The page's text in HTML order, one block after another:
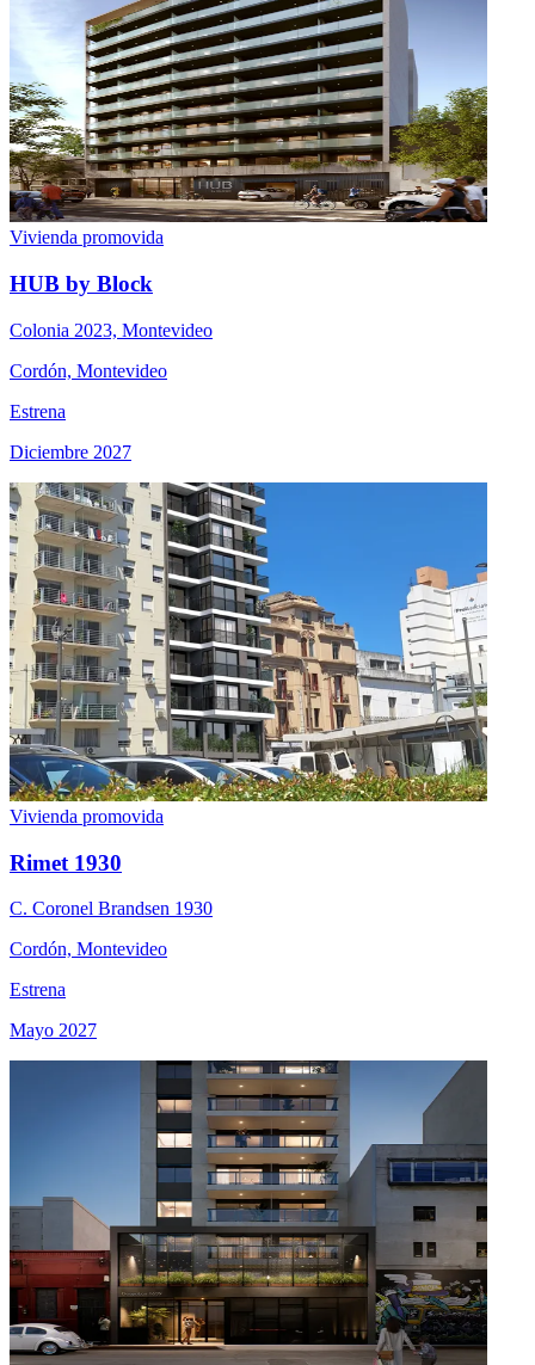
Vivienda promovida
HUB by Block
Colonia 2023, Montevideo
Cordón, Montevideo
Estrena
Diciembre 2027
Vivienda promovida
Rimet 1930
C. Coronel Brandsen 1930
Cordón, Montevideo
Estrena
Mayo 2027